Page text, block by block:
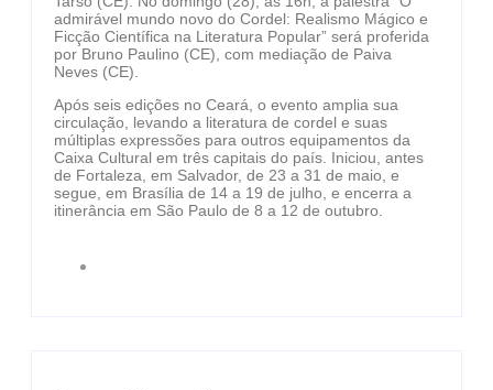
admirável mundo novo do Cordel: Realismo Mágico e
Ficção Científica na Literatura Popular” será proferida
por Bruno Paulino (CE), com mediação de Paiva
Neves (CE).
Após seis edições no Ceará, o evento amplia sua
circulação, levando a literatura de cordel e suas
múltiplas expressões para outros equipamentos da
Caixa Cultural em três capitais do país. Iniciou, antes
de Fortaleza, em Salvador, de 23 a 31 de maio, e
segue, em Brasília de 14 a 19 de julho, e encerra a
itinerância em São Paulo de 8 a 12 de outubro.